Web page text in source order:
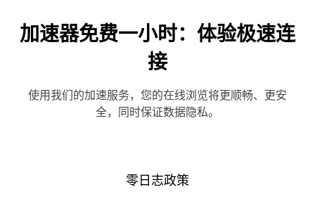
加速器免费一小时：体验极速连
接
使用我们的加速服务，您的在线浏览将更顺畅、更安
全，同时保证数据隐私。
零日志政策